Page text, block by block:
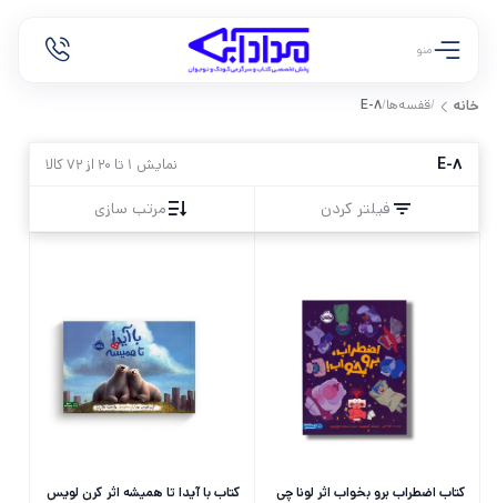
منو
خانه /قفسه‌ها/
E-8
E-8 نمایش 1 تا 20 از 72 کالا
فیلتر کردن مرتب سازی
کتاب اضطراب برو بخواب اثر لونا چی
کتاب با آیدا تا همیشه اثر کرن لویس